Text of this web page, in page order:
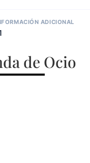
ADICIONAL
de Ocio